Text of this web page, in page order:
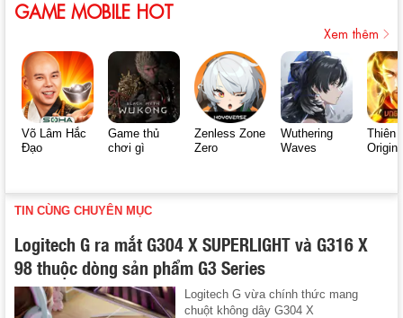
GAME MOBILE HOT
Xem thêm
Võ Lâm Hắc
Đạo
Game thủ
chơi gì
Zenless Zone
Zero
Wuthering
Waves
Thiên
Origin
TIN CÙNG CHUYÊN MỤC
Logitech G ra mắt G304 X SUPERLIGHT và G316 X
98 thuộc dòng sản phẩm G3 Series
Logitech G vừa chính thức mang
chuột không dây G304 X